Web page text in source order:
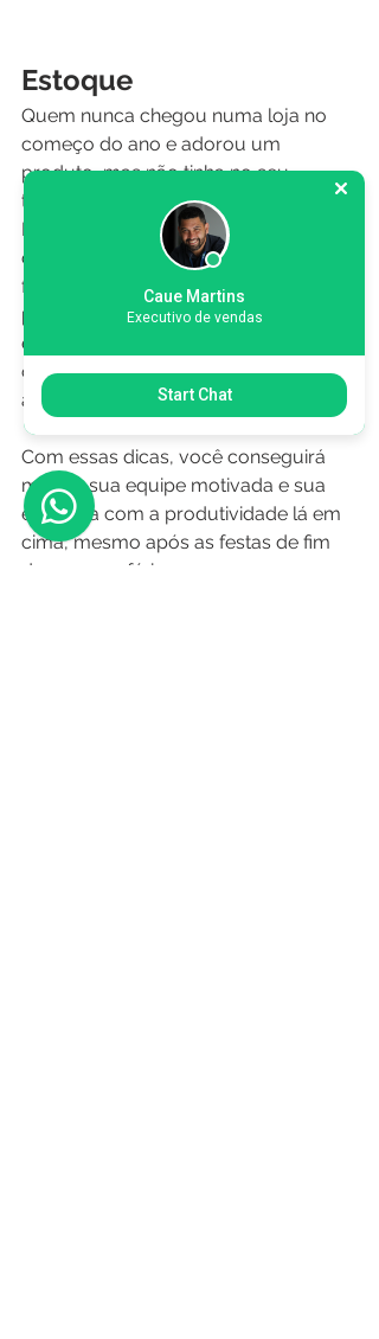
Estoque
Quem nunca chegou numa loja no
começo do ano e adorou um
produto, mas não tinha no seu
tamanho ou na sua cor preferida?
Isso é muito chato. Prestar atenção
com o estoque é um dos pontos
fundamentais para que a
produtividade não caia. Planeje o seu
estoque para atender todos os seus
clientes, em todos os momentos do
ano.
Com essas dicas, você conseguirá
manter sua equipe motivada e sua
empresa com a produtividade lá em
cima, mesmo após as festas de fim
de ano e as férias.
Caue Martins
Executivo de vendas
Start Chat